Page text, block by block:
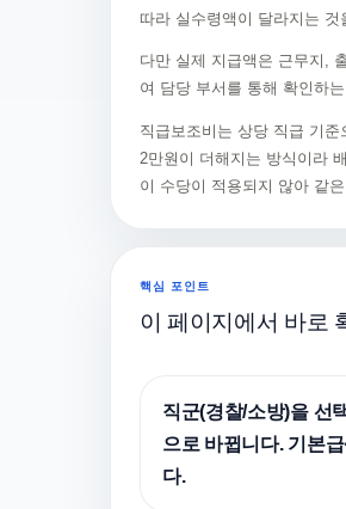
따라 실수령액이 달라지는 것
다만 실제 지급액은 근무지,
여 담당 부서를 통해 확인하
직급보조비는 상당 직급 기
2만원이 더해지는 방식이라
이 수당이 적용되지 않아 같
핵심 포인트
이 페이지에서 바로
직군(경찰/소방)을 선
으로 바뀝니다. 기본
다.